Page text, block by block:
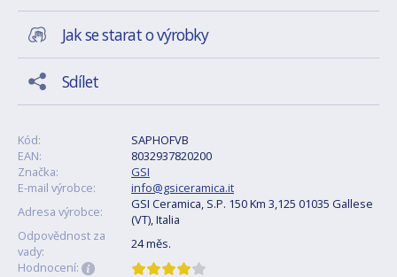
Jak se starat o výrobky
Sdílet
Kód:
SAPHOFVB
EAN:
8032937820200
Značka:
GSI
E-mail výrobce:
info@gsiceramica.it
Adresa výrobce:
GSI Ceramica, S.P. 150 Km 3,125 01035 Gallese
(VT), Italia
Odpovědnost za
vady:
24 měs.
Hodnocení: